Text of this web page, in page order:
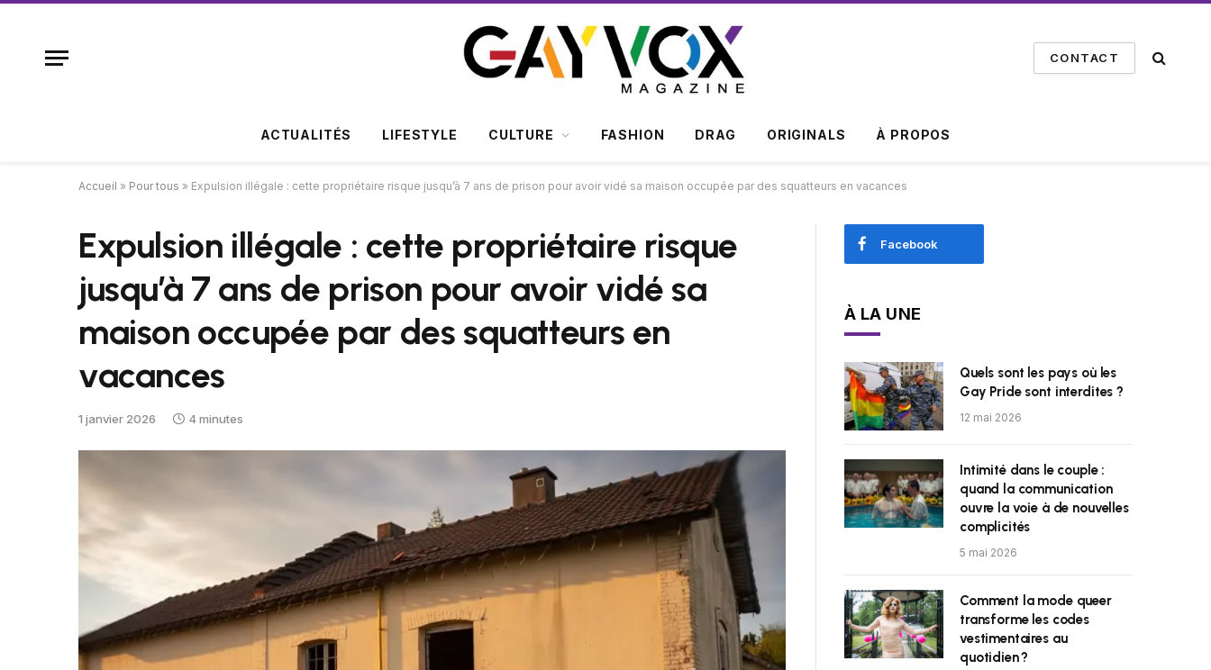
CONTACT
ACTUALITÉS LIFESTYLE CULTURE FASHION DRAG ORIGINALS À PROPOS
Accueil » Pour tous » Expulsion illégale : cette propriétaire risque jusqu’à 7 ans de prison pour avoir vidé sa maison occupée par des squatteurs en vacances
Expulsion illégale : cette propriétaire risque
jusqu’à 7 ans de prison pour avoir vidé sa
maison occupée par des squatteurs en
vacances
1 janvier 2026 4 minutes
Facebook
À LA UNE
Quels sont les pays où les
Gay Pride sont interdites ?
12 mai 2026
Intimité dans le couple :
quand la communication
ouvre la voie à de nouvelles
complicités
5 mai 2026
Comment la mode queer
transforme les codes
vestimentaires au
quotidien ?